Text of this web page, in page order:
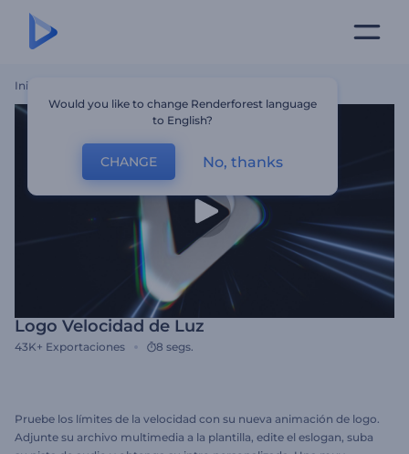
Inicio
Logo Velocidad de Luz
43K+ Exportaciones 8 segs.
Pruebe los límites de la velocidad con su nueva animación de logo.
Adjunte su archivo multimedia a la plantilla, edite el eslogan, suba
Would you like to change Renderforest language
to English?
CHANGE No, thanks